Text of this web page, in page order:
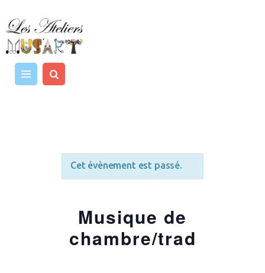
MUSIQUE
ART ET CRÉATIVITÉ
Cet évènement est passé.
Musique de
chambre/trad